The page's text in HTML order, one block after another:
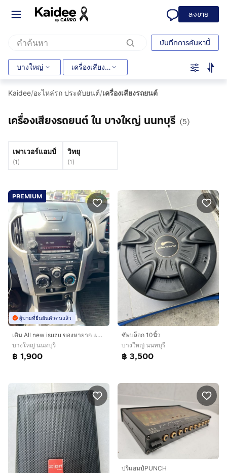
ลงขาย
บันทึกการค้นหานี้
บางใหญ่ เครื่องเสียงรถยนต์
Kaidee/อะไหล่รถ ประดับยนต์/เครื่องเสียงรถยนต์
เครื่องเสียงรถยนต์ ใน บางใหญ่ นนทบุรี (5)
เพาเวอร์แอมป์
(1 )
วิทยุ
(1 )
PREMIUM
ผู้ขายที่ยืนยันตัวตนแล้ว
เดิม All new isuzu ของหายาก แผ่น USB บลูทูธ
บางใหญ่ นนทบุรี
฿ 1,900
ซัพบล็อก 10นิ้ว
บางใหญ่ นนทบุรี
฿ 3,500
ปรีแอมป์PUNCH